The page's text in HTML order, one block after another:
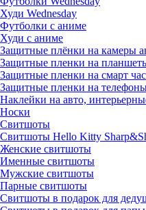
Худи Wednesday
Футболки с аниме
Худи с аниме
Защитные плёнки на камеры
Защитные пленки на
Защитные пленки на смарт
Защитные пленки на
Наклейки на авто,
Носки
Свитшоты
Cвитшоты Hello Kitty
Женские свитшоты
Именные свитшоты
Мужские свитшоты
Парные свитшоты
Свитшоты в подарок для